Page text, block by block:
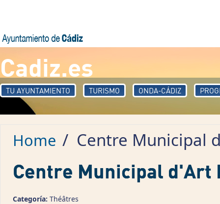
Cadiz.es
TU AYUNTAMIENTO TURISMO ONDA-CÁDIZ
Home / Centre Municipal
Centre Municipal d'Art
Categoría: Théâtres